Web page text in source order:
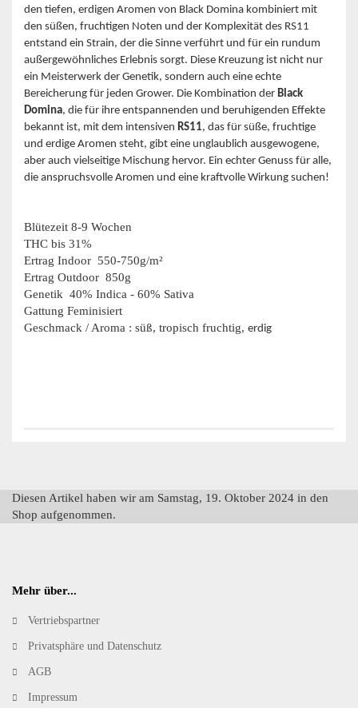
den tiefen, erdigen Aromen von Black Domina kombiniert mit
den süßen, fruchtigen Noten und der Komplexität des RS11
entstand ein Strain, der die Sinne verführt und für ein rundum
außergewöhnliches Erlebnis sorgt. Diese Kreuzung ist nicht nur
ein Meisterwerk der Genetik, sondern auch eine echte
Bereicherung für jeden Grower. Die Kombination der Black
Domina, die für ihre entspannenden und beruhigenden Effekte
bekannt ist, mit dem intensiven RS11, das für süße, fruchtige
und erdige Aromen steht, gibt eine unglaublich ausgewogene,
aber auch vielseitige Mischung hervor. Ein echter Genuss für alle,
die anspruchsvolle Aromen und eine kraftvolle Wirkung suchen!
Blütezeit 8-9 Wochen
THC bis 31%
Ertrag Indoor 550-750g/m²
Ertrag Outdoor 850g
Genetik 40% Indica - 60% Sativa
Gattung Feminisiert
Geschmack / Aroma : süß, tropisch fruchtig, erdig
Diesen Artikel haben wir am Samstag, 19. Oktober 2024 in den
Shop aufgenommen.
Mehr über...
Vertriebspartner
Privatsphäre und Datenschutz
AGB
Impressum